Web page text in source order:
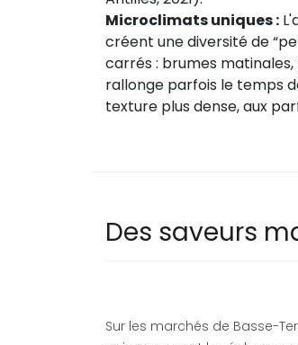
Microclimats uniques :
créent une diversité de
carrés : brumes
rallonge parfois le temps
texture plus dense, aux
Des saveurs
Sur les marchés de Basse-